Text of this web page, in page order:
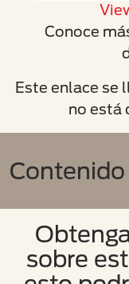
Conoce
Este enlace se
no está
sobre